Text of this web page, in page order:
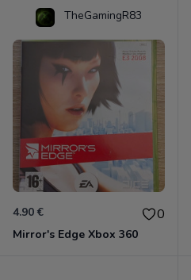
TheGamingR83
4.90 € 0
Mirror's Edge Xbox 360